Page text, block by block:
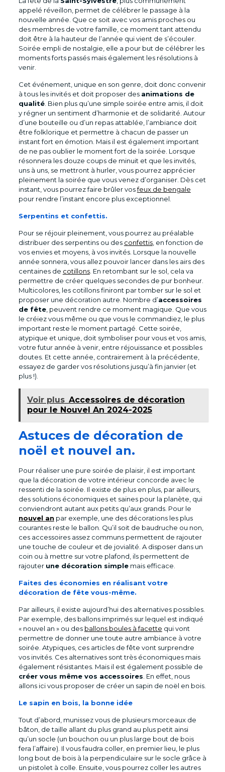
appelé réveillon, permet de célébrer le passage à la
nouvelle année. Que ce soit avec vos amis proches ou
des membres de votre famille, ce moment tant attendu
doit être à la hauteur de l’année qui vient de s’écouler.
Soirée empli de nostalgie, elle a pour but de célébrer les
moments forts passés mais également les résolutions à
venir.
Cet événement, unique en son genre, doit donc convenir
à tous les invités et doit proposer des animations de
qualité. Bien plus qu’une simple soirée entre amis, il doit
y régner un sentiment d’harmonie et de solidarité. Autour
d’une bouteille ou d’un repas attablée, l’ambiance doit
être folklorique et permettre à chacun de passer un
instant fort en émotion. Mais il est également important
de ne pas oublier le moment fort de la soirée. Lorsque
résonnera les douze coups de minuit et que les invités,
uns à uns, se mettront à hurler, vous pourrez apprécier
pleinement la soirée que vous venez d’organiser. Dès cet
instant, vous pourrez faire brûler vosfeux de bengale
pour rendre l’instant encore plus exceptionnel.
Serpentins et confettis.
Pour se réjouir pleinement, vous pourrez au préalable
distribuer des serpentins ou des confettis, en fonction de
vos envies et moyens, à vos invités. Lorsque la nouvelle
année sonnera, vous allez pouvoir lancer dans les airs des
centaines de cotillons. En retombant sur le sol, cela va
permettre de créer quelques secondes de pur bonheur.
Multicolores, les cotillons finiront par tomber sur le sol et
proposer une décoration autre. Nombre d’accessoires
de fête, peuvent rendre ce moment magique. Que vous
le créiez vous même ou que vous le commandiez, le plus
important reste le moment partagé. Cette soirée,
atypique et unique, doit symboliser pour vous et vos amis,
votre futur année à venir, entre réjouissance et possibles
doutes. Et cette année, contrairement à la précédente,
essayez de garder vos résolutions jusqu’à fin janvier (et
plus !).
Voir plus Accessoires de décoration
pour le Nouvel An 2024-2025
Astuces de décoration de
noël et nouvel an.
Pour réaliser une pure soirée de plaisir, il est important
que la décoration de votre intérieur concorde avec le
ressenti de la soirée. Il existe de plus en plus, par ailleurs,
des solutions économiques et saines pour la planète, qui
conviendront autant aux petits qu’aux grands. Pour le
nouvel an par exemple, une des décorations les plus
courantes reste le ballon. Qu’il soit de baudruche ou non,
ces accessoires assez communs permettent de rajouter
une touche de couleur et de jovialité. A disposer dans un
coin ou à mettre sur votre plafond, ils permettent de
rajouter une décoration simplemais efficace.
Faites des économies en réalisant votre
décoration de fête vous-même.
Par ailleurs, il existe aujourd’hui des alternatives possibles.
Par exemple, des ballons imprimés sur lequel est indiqué
« nouvel an » ou des ballons boules à facette qui vont
permettre de donner une toute autre ambiance à votre
soirée. Atypiques, ces articles de fête vont surprendre
vos invités. Ces alternatives sont très économiques mais
également résistantes. Mais il est également possible de
créer vous même vos accessoires . En effet, nous
allons ici vous proposer de créer un sapin de noël en bois.
Le sapin en bois, la bonne idée
Tout d’abord, munissez vous de plusieurs morceaux de
bâton, de taille allant du plus grand au plus petit ainsi
qu’un socle (un bouchon ou un plus large bout de bois
fera l’affaire). Il vous faudra coller, en premier lieu, le plus
long bout de bois à la perpendiculaire sur le socle grâce à
un pistolet à colle. Ensuite, vous pourrez coller les autres